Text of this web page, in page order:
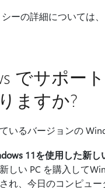
ーの詳細については、
でサポー
ますか?
いるバージョンの
11を使用した新し
しい PC を購入して
れ、今日のコンピュ